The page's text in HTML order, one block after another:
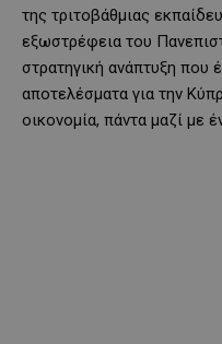
της τριτοβάθμιας
εξωστρέφεια του
στρατηγική ανάπτυξη που
αποτελέσματα για την
οικονομία, πάντα μαζί με